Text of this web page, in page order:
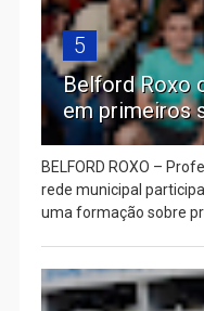
5
Belford Roxo
em primeiros
BELFORD ROXO –
rede municipal
uma formação sobre